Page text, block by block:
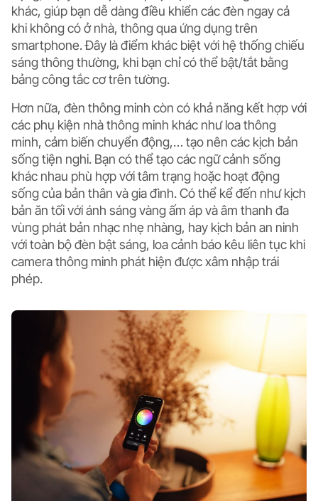
khác, giúp bạn dễ dàng điều khiển các đèn ngay cả
khi không có ở nhà, thông qua ứng dụng trên
smartphone. Đây là điểm khác biệt với hệ thống chiếu
sáng thông thường, khi bạn chỉ có thể bật/tắt bằng
bảng công tắc cơ trên tường.
Hơn nữa, đèn thông minh còn có khả năng kết hợp với
các phụ kiện nhà thông minh khác như loa thông
minh, cảm biến chuyển động,… tạo nên các kịch bản
sống tiện nghi. Bạn có thể tạo các ngữ cảnh sống
khác nhau phù hợp với tâm trạng hoặc hoạt động
sống của bản thân và gia đình. Có thể kể đến như kịch
bản ăn tối với ánh sáng vàng ấm áp và âm thanh đa
vùng phát bản nhạc nhẹ nhàng, hay kịch bản an ninh
với toàn bộ đèn bật sáng, loa cảnh báo kêu liên tục khi
camera thông minh phát hiện được xâm nhập trái
phép.